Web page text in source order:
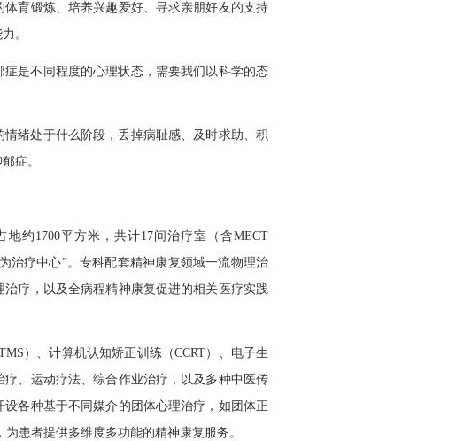
育锻炼、培养兴趣爱好、寻求亲朋好友的支持
。
是不同程度的心理状态，需要我们以科学的态
绪处于什么阶段，丢掉病耻感、及时求助、积
症。
地约1700平方米，共计17间治疗室（含MECT
治疗中心”。专科配套精神康复领域一流物理治
疗，以及全病程精神康复促进的相关医疗实践
）、计算机认知矫正训练（CCRT）、电子生
、运动疗法、综合作业治疗，以及多种中医传
各种基于不同媒介的团体心理治疗，如团体正
患者提供多维度多功能的精神康复服务。